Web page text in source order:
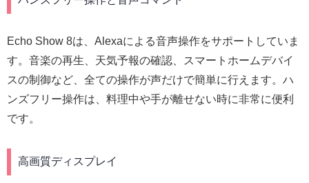
Echo Show 8は、Alexaによる音声操作をサポートしていま
す。音楽の再生、天気予報の確認、スマートホームデバイ
スの制御など、全ての操作が声だけで簡単に行えます。ハ
ンズフリー操作は、料理中や手が離せない時に非常に便利
です。
高画質ディスプレイ